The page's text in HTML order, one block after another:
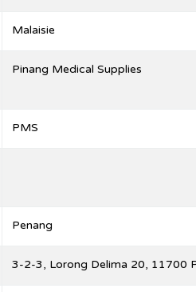
Malaisie
Pinang Medical Supplies
PMS
Penang
3-2-3, Lorong Delima 20, 11700